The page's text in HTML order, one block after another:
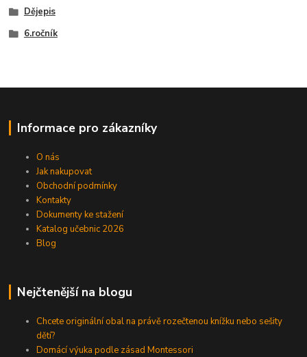
Dějepis
6.ročník
Informace pro zákazníky
O nás
Jak nakupovat
Obchodní podmínky
Kontakty
Dokumenty ke stažení
Katalog učebnic 2026
Blog
Nejčtenější na blogu
Chcete originální obal na právě rozečtenou knížku nebo sešity
dětí?
Domácí výuka podle zásad Montessori